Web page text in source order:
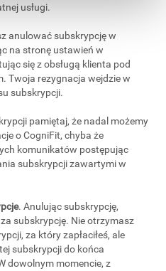
usługi.
anulować subskrypcję w
na stronę ustawień w
się z obsługą klienta pod
. Twoja rezygnacja wejdzie w
subskrypcji.
pamiętaj, że nadal możemy
o CogniFit, chyba że
komunikatów postępując
subskrypcji zawartymi w
. Anulując subskrypcję,
subskrypcję. Nie otrzymasz
za który zapłaciłeś, ale
subskrypcji do końca
dowolnym momencie, z